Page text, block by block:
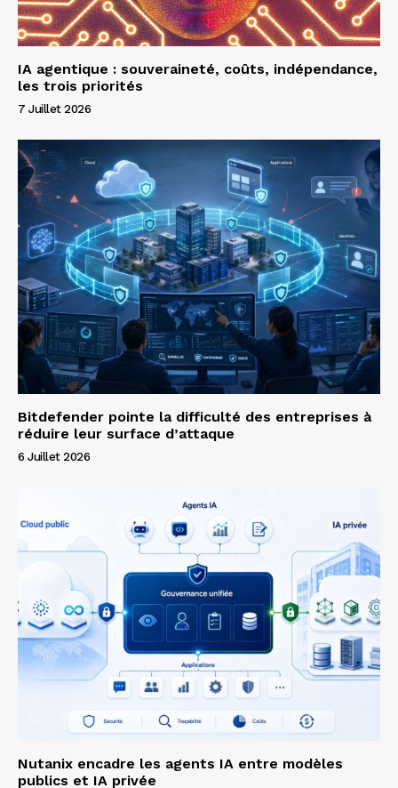
IA agentique : souveraineté, coûts, indépendance,
les trois priorités
7 Juillet 2026
Bitdefender pointe la difficulté des entreprises à
réduire leur surface d’attaque
6 Juillet 2026
Nutanix encadre les agents IA entre modèles
publics et IA privée